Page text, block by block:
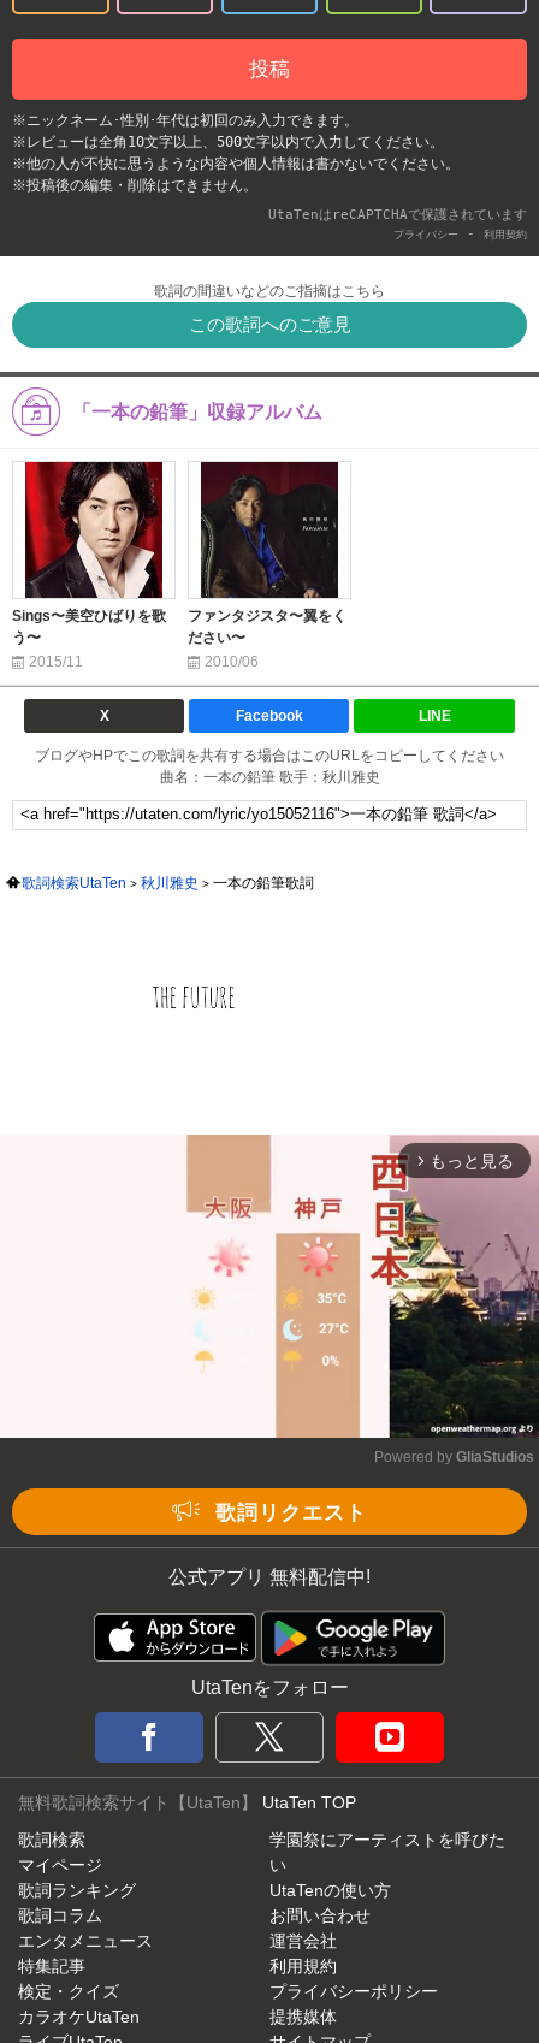
投稿
※ニックネーム･性別･年代は初回のみ入力できます。
※レビューは全角10文字以上、500文字以内で入力してください。
※他の人が不快に思うような内容や個人情報は書かないでください。
※投稿後の編集・削除はできません。
UtaTenはreCAPTCHAで保護されています
プライバシー - 利用契約
歌詞の間違いなどのご指摘はこちら
この歌詞へのご意見
「一本の鉛筆」収録アルバム
Sings〜美空ひばりを歌
う〜
2015/11
ファンタジスタ〜翼をく
ださい〜
2010/06
X Facebook LINE
ブログやHPでこの歌詞を共有する場合はこのURLをコピーしてください
曲名：一本の鉛筆 歌手：秋川雅史
歌詞検索UtaTen 秋川雅史 一本の鉛筆歌詞
arrow_forward_ios もっと見る
Powered by GliaStudios
歌詞リクエスト
公式アプリ 無料配信中!
UtaTenをフォロー
無料歌詞検索サイト【UtaTen】 UtaTen TOP
歌詞検索
マイページ
歌詞ランキング
歌詞コラム
エンタメニュース
特集記事
検定・クイズ
カラオケUtaTen
学園祭にアーティストを呼びた
い
UtaTenの使い方
お問い合わせ
運営会社
利用規約
プライバシーポリシー
提携媒体